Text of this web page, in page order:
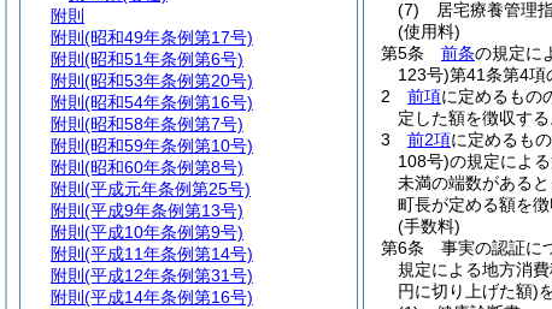
(7)
居宅療養管理
(使用料)
第5条
前条の規定に
123号)第41条第4項
2
前項に定めるもの
定した額を徴収する
3
前2項に定めるも
108号)の規定によ
未満の端数がある
町長が定める額を徴
(手数料)
第6条
事実の認証に
規定による地方消
円に切り上げた額)
附則
附則 (昭和49年条例第17号)
附則 (昭和51年条例第6号)
附則 (昭和53年条例第20号)
附則 (昭和54年条例第16号)
附則 (昭和58年条例第7号)
附則 (昭和59年条例第10号)
附則 (昭和60年条例第8号)
附則 (平成元年条例第25号)
附則 (平成9年条例第13号)
附則 (平成10年条例第9号)
附則 (平成11年条例第14号)
附則 (平成12年条例第31号)
附則 (平成14年条例第16号)